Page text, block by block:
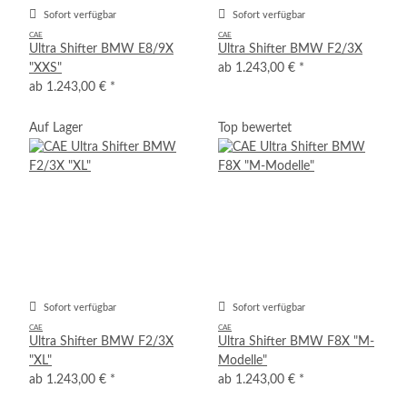
Sofort verfügbar
CAE
Ultra Shifter BMW E8/9X
"XXS"
ab 1.243,00 € *
Sofort verfügbar
CAE
Ultra Shifter BMW F2/3X
ab 1.243,00 € *
Auf Lager
Sofort verfügbar
CAE
Ultra Shifter BMW F2/3X
"XL"
ab 1.243,00 € *
Top bewertet
Sofort verfügbar
CAE
Ultra Shifter BMW F8X "M-
Modelle"
ab 1.243,00 € *